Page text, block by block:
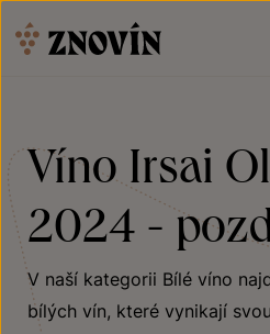
Víno Irsai
2024 -
V naší kategorii Bílé víno
bílých vín, které vynikají